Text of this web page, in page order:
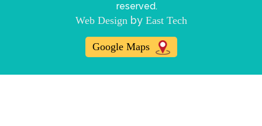
reserved.
Web Designby East Tech
Google Maps